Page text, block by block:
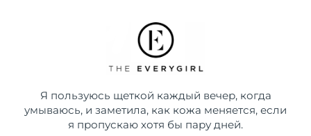
Я пользуюсь щеткой каждый вечер, когда
умываюсь, и заметила, как кожа меняется, если
я пропускаю хотя бы пару дней.